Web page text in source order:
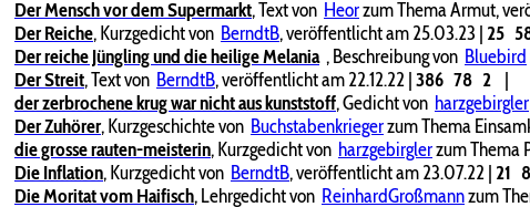
Der Mensch vor dem Supermarkt,Text von Heorzum Thema Armut,
Der Reiche,Kurzgedicht von BerndtB, veröffentlicht am 25.03.23 | 25
Der reiche Jüngling und die heilige Melania ,Beschreibung von Bluebird
Der Streit,Text von BerndtB, veröffentlicht am 22.12.22 |386 78 2
|
der zerbrochene krug war nicht aus kunststoff,Gedicht von harzgebirgler
Der Zuhörer,Kurzgeschichte von Buchstabenkriegerzum Thema
die grosse rauten-meisterin,Kurzgedicht von harzgebirglerzum Thema
Die Inflation,Kurzgedicht von BerndtB, veröffentlicht am 23.07.22 | 21
Die Moritat vom Haifisch,Lehrgedicht von ReinhardGroßmannzum